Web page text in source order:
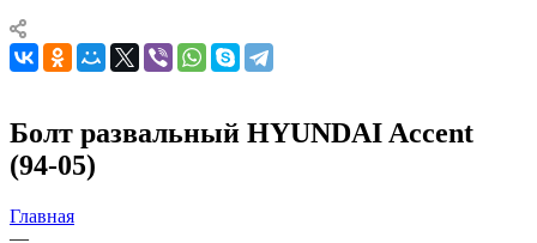
Болт развальный HYUNDAI Accent
(94-05)
Главная
—